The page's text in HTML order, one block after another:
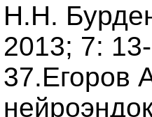
Н.Н.
2013; 7:
37.Егоров